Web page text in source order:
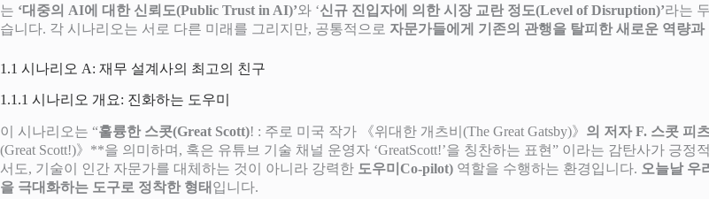
는 ‘대중의 AI에 대한 신뢰도(Public Trust in AI)’와 ‘신규 진입자에 의한 시장 교란 정도(Level of Disruption)’라는
습니다. 각 시나리오는 서로 다른 미래를 그리지만, 공통적으로 자문가들에게 기존의 관행을 탈피한 새로운 역량
1.1 시나리오 A: 재무 설계사의 최고의 친구
1.1.1 시나리오 개요: 진화하는 도우미
이 시나리오는 “훌륭한 스콧(Great Scott)! : 주로 미국 작가 《위대한 개츠비(The Great Gatsby)》 의 저자 F. 스콧 피
(Great Scott!)》**을 의미하며, 혹은 유튜브 기술 채널 운영자 ‘GreatScott!’을 칭찬하는 표현” 이라는 감탄사가 긍
서도, 기술이 인간 자문가를 대체하는 것이 아니라 강력한 도우미Co-pilot) 역할을 수행하는 환경입니다. 오늘날 우
을 극대화하는 도구로 정착한 형태 입니다.